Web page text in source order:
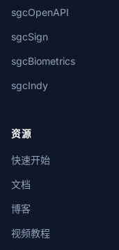
sgcOpenAPI
sgcSign
sgcBiometrics
sgcIndy
资源
快速开始
文档
博客
视频教程